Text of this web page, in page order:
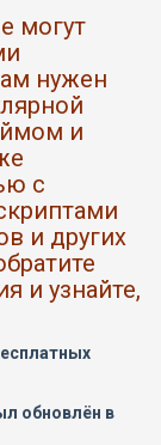
могут
нужен
и
с
и других
и узнайте,
обновлён в